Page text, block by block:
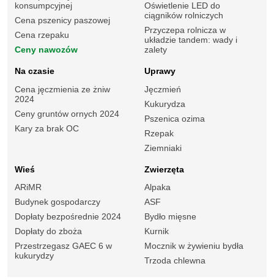
konsumpcyjnej
Cena pszenicy paszowej
Cena rzepaku
Ceny nawozów
Oświetlenie LED do
ciągników rolniczych
Przyczepa rolnicza w
układzie tandem: wady i
zalety
Na czasie
Cena jęczmienia ze żniw
2024
Ceny gruntów ornych 2024
Kary za brak OC
Uprawy
Jęczmień
Kukurydza
Pszenica ozima
Rzepak
Ziemniaki
Wieś
ARiMR
Budynek gospodarczy
Dopłaty bezpośrednie 2024
Dopłaty do zboża
Przestrzegasz GAEC 6 w
kukurydzy
Zwierzęta
Alpaka
ASF
Bydło mięsne
Kurnik
Mocznik w żywieniu bydła
Trzoda chlewna